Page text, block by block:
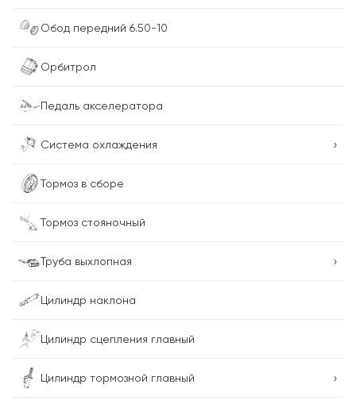
Обод передний 6.50-10
Орбитрол
Педаль акселератора
Система охлаждения ›
Тормоз в сборе
Тормоз стояночный
Труба выхлопная ›
Цилиндр наклона
Цилиндр сцепления главный
Цилиндр тормозной главный ›